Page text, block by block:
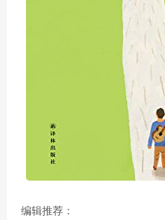
编辑推荐：